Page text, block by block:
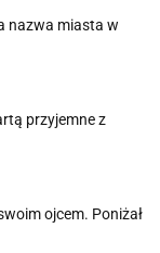
nazwa miasta w
przyjemne z
ojcem. Poniżał